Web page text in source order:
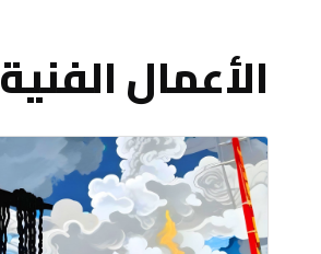
الأعمال الفنية